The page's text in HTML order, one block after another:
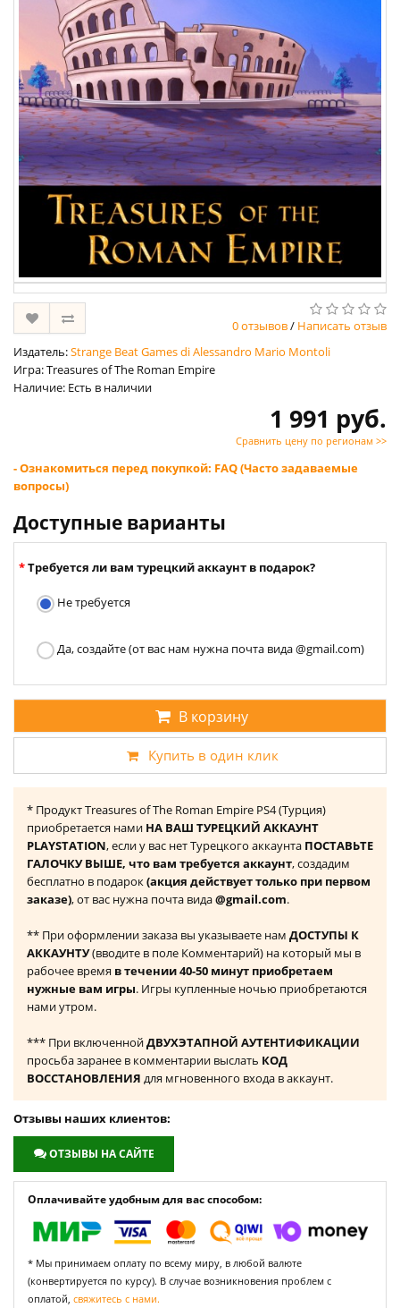
0 отзывов/ Написать отзыв
Издатель:Strange Beat Games di Alessandro Mario Montoli
Игра: Treasures of The Roman Empire
Наличие: Есть в наличии
1 991 руб.
Сравнить цену по регионам >>
- Ознакомиться перед покупкой: FAQ (Часто задаваемые
вопросы)
Доступные варианты
Требуется ли вам турецкий аккаунт в подарок?
Не требуется
Да, создайте (от вас нам нужна почта вида @gmail.com)
В корзину
Купить в один клик
* Продукт Treasures of The Roman Empire PS4 (Турция)
приобретается нами НА ВАШ ТУРЕЦКИЙ АККАУНТ
PLAYSTATION, если у вас нет Турецкого аккаунта ПОСТАВЬТЕ
ГАЛОЧКУ ВЫШЕ, что вам требуется аккаунт, создадим
бесплатно в подарок(акция действует только при первом
заказе), от вас нужна почта вида@gmail.com.
** При оформлении заказа вы указываете нам ДОСТУПЫ К
АККАУНТУ(вводите в поле Комментарий) на который мы в
рабочее время в течении 40-50 минут приобретаем
нужные вам игры. Игры купленные ночью приобретаются
нами утром.
*** При включеннойДВУХЭТАПНОЙ АУТЕНТИФИКАЦИИ
просьба заранее в комментарии выслать КОД
ВОССТАНОВЛЕНИЯ для мгновенного входа в аккаунт.
Отзывы наших клиентов:
ОТЗЫВЫ НА САЙТЕ
Оплачивайте удобным для вас способом:
* Мы принимаем оплату по всему миру, в любой валюте
(конвертируется по курсу). В случае возникновения проблем с
оплатой, свяжитесь с нами.